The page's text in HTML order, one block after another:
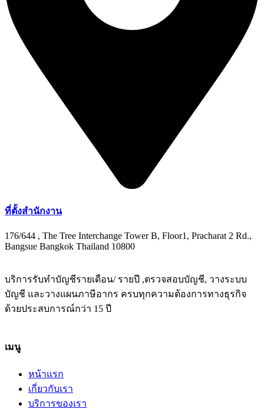
ที่ตั้งสำนักงาน
176/644 , The Tree Interchange Tower B, Floor1, Pracharat 2 Rd.,
Bangsue Bangkok Thailand 10800
บริการรับทำบัญชีรายเดือน/ รายปี ,ตรวจสอบบัญชี, วางระบบ
บัญชี และวางแผนภาษีอากร ครบทุกความต้องการทางธุรกิจ
ด้วยประสบการณ์กว่า 15 ปี
เมนู
หน้าแรก
เกี่ยวกับเรา
บริการของเรา